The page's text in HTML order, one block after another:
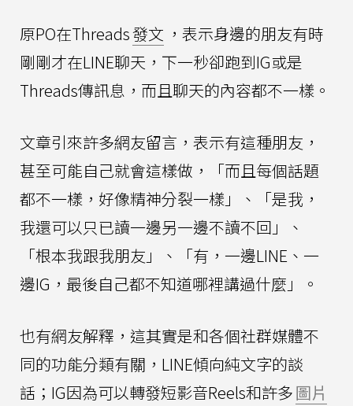
原PO在Threads發文 ，表示身邊的朋友有時
剛剛才在LINE聊天，下一秒卻跑到IG或是
Threads傳訊息，而且聊天的內容都不一樣。
文章引來許多網友留言，表示有這種朋友，
甚至可能自己就會這樣做，「而且每個話題
都不一樣，好像精神分裂一樣」、「是我，
我還可以只已讀一邊另一邊不讀不回」、
「根本我跟我朋友」、「有，一邊LINE、一
邊IG，最後自己都不知道哪裡講過什麼」。
也有網友解釋，這其實是和各個社群媒體不
同的功能分類有關，LINE傾向純文字的談
話；IG因為可以轉發短影音Reels和許多圖片